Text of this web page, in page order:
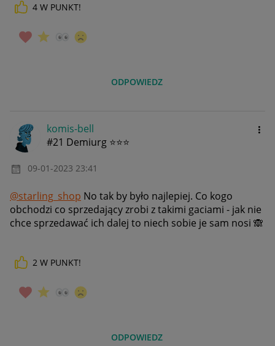
4 W PUNKT!
ODPOWIEDZ
komis-bell
#21 Demiurg ⭐⭐⭐
‎09-01-2023 23:41
@starling_shop No tak by było najlepiej. Co kogo
obchodzi co sprzedający zrobi z takimi gaciami - jak nie
chce sprzedawać ich dalej to niech sobie je sam nosi 🙈
2 W PUNKT!
ODPOWIEDZ